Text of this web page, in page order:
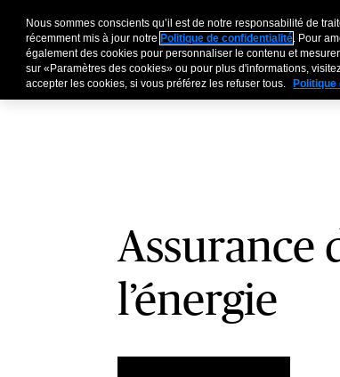
Assurance
l’énergie
Nous sommes conscients qu’il est de notre responsabilité de
récemment mis à jour notre Politique de confidentialité. Pour
également des cookies pour personnaliser le contenu et
sur «Paramètres des cookies» ou pour plus d'informations,
accepter les cookies, si vous préférez les refuser tous.
Politique